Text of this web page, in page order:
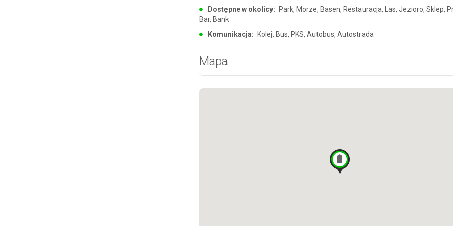
Dostępne w okolicy:
Park, Morze, Basen, Restauracja, Las, Jezioro, Sklep,
Bar, Bank
Komunikacja:
Kolej, Bus, PKS, Autobus, Autostrada
Mapa